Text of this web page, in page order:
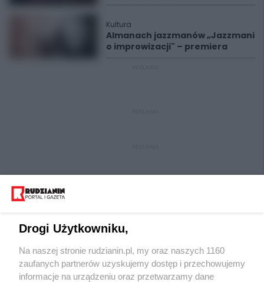
Kultura
Almanach jazzmanów „Jazzmani
o improwizacji" – premiera
Wydawca mediów lokalnych
Drogi Użytkowniku,
Na naszej stronie rudzianin.pl, my oraz naszych 1160
zaufanych partnerów uzyskujemy dostęp i przechowujemy
informacje na urządzeniu oraz przetwarzamy dane